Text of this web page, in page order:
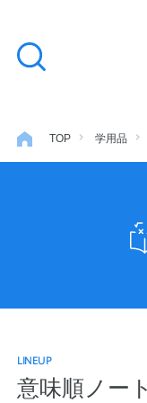
文
キ
ッ
検
る
ファイ
TOP 学用品
LINEUP
意味順ノート